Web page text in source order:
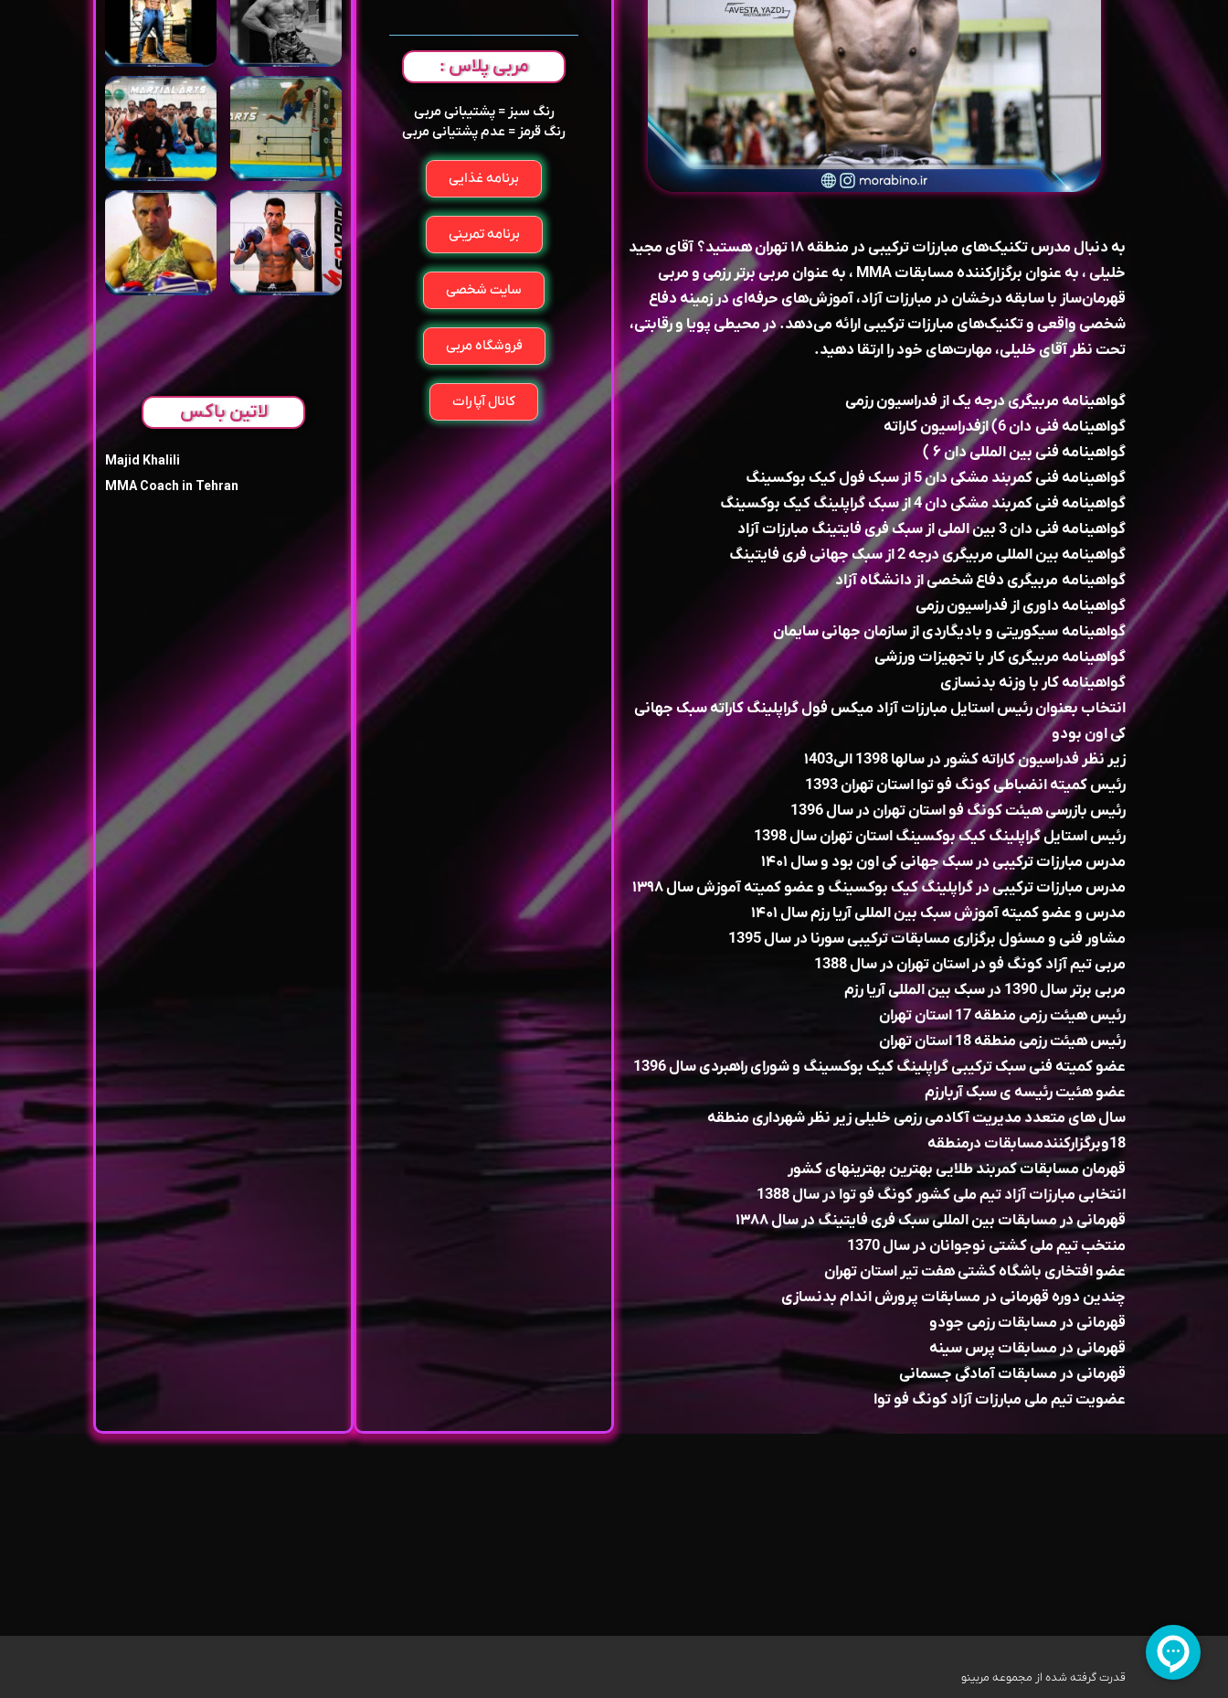
به دنبال مدرس تکنیک‌های مبارزات ترکیبی در منطقه ۱۸ تهران هستید؟ آقای مجید
خلیلی ، به عنوان برگزارکننده مسابقات MMA ، به عنوان مربی برتر رزمی و مربی
قهرمان‌ساز با سابقه درخشان در مبارزات آزاد، آموزش‌های حرفه‌ای در زمینه دفاع
شخصی واقعی و تکنیک‌های مبارزات ترکیبی ارائه می‌دهد. در محیطی پویا و رقابتی،
تحت نظر آقای خلیلی، مهارت‌های خود را ارتقا دهید.
گواهینامه مربیگری درجه یک از فدراسیون رزمی
گواهینامه فنی دان 6) ازفدراسیون کاراته
گواهینامه فنی بین المللی دان ۶ )
گواهینامه فنی کمربند مشکی دان 5 از سبک فول کیک بوکسینگ
گواهینامه فنی کمربند مشکی دان 4 از سبک گراپلینگ کیک بوکسینگ
گواهینامه فنی دان 3 بین الملی از سبک فری فایتینگ مبارزات آزاد
گواهینامه بین المللی مربیگری درجه 2 از سبک جهانی فری فایتینگ
گواهینامه مربیگری دفاع شخصی از دانشگاه آزاد
گواهینامه داوری از فدراسیون رزمی
گواهینامه سیکوریتی و بادیگاردی از سازمان جهانی سایمان
گواهینامه مربیگری کار با تجهیزات ورزشی
گواهینامه کار با وزنه بدنسازی
انتخاب بعنوان رئیس استایل مبارزات آزاد میکس فول گراپلینگ کاراته سبک جهانی
کی اون بودو
زیر نظر فدراسیون کاراته کشور در سالها 1398 الی۱403
رئیس کمیته انضباطی کونگ فو توا استان تهران 1393
رئیس بازرسی هیئت کونگ فو استان تهران در سال 1396
رئیس استایل گراپلینگ کیک بوکسینگ استان تهران سال 1398
مدرس مبارزات ترکیبی در سبک جهانی کی اون بود و سال ۱۴۰۱
مدرس مبارزات ترکیبی در گراپلینگ کیک بوکسینگ و عضو کمیته آموزش سال ۱۳۹۸
مدرس و عضو کمیته آموزش سبک بین المللی آریا رزم سال ۱۴۰۱
مشاور فنی و مسئول برگزاری مسابقات ترکیبی سورنا در سال 1395
مربی تیم آزاد کونگ فو در استان تهران در سال 1388
مربی برتر سال 1390 در سبک بین المللی آریا رزم
رئیس هیئت رزمی منطقه 17 استان تهران
رئیس هیئت رزمی منطقه 18 استان تهران
عضو کمیته فنی سبک ترکیبی گراپلینگ کیک بوکسینگ و شورای راهبردی سال 1396
عضو هئیت رئیسه ی سبک آربارزم
سال های متعدد مدیریت آکادمی رزمی خلیلی زیر نظر شهرداری منطقه
18وبرگزارکنندمسابقات درمنطقه
قهرمان مسابقات کمربند طلایی بهترین بهترینهای کشور
انتخابی مبارزات آزاد تیم ملی کشور کونگ فو توا در سال 1388
قهرمانی در مسابقات بین المللی سبک فری فایتینگ در سال ۱۳۸۸
منتخب تیم ملی کشتی نوجوانان در سال 1370
عضو افتخاری باشگاه کشتی هفت تیر استان تهران
چندین دوره قهرمانی در مسابقات پرورش اندام بدنسازی
قهرمانی در مسابقات رزمی جودو
قهرمانی در مسابقات پرس سینه
قهرمانی در مسابقات آمادگی جسمانی
عضویت تیم ملی مبارزات آزاد کونگ فو توا
مربی پلاس :
رنگ سبز = پشتیبانی مربی
رنگ قرمز = عدم پشتیانی مربی
برنامه غذایی
برنامه تمرینی
سایت شخصی
فروشگاه مربی
کانال آپارات لاتین باکس
Majid Khalili
MMA Coach in Tehran
قدرت گرفته شده از مجموعه مربینو